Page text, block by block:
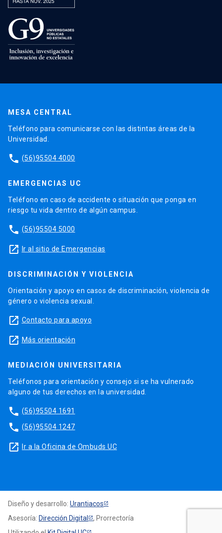
MESA CENTRAL
Teléfono para comunicarse con las distintas áreas de la
Universidad.
phone (56)95504 4000
EMERGENCIAS UC
Teléfono en caso de accidente o situación que ponga en
riesgo tu vida dentro de algún campus.
phone (56)95504 5000
launch Ir al sitio de Emergencias
DISCRIMINACIÓN Y VIOLENCIA
Orientación y apoyo en casos de discriminación, violencia de
género o violencia sexual.
launch Contacto para apoyo
launch Más orientación
MEDIACIÓN UNIVERSITARIA
Teléfonos para orientación y consejo si se ha vulnerado
alguno de tus derechos en la universidad.
phone (56)95504 1691
phone (56)95504 1247
launch Ir a la Oficina de Ombuds UC
Diseño y desarrollo: Urantiacos
Asesoría: Dirección Digital
, Prorrectoría